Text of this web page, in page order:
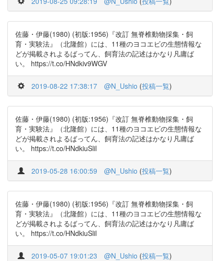
佐藤・伊藤(1980) (初版:1956)『改訂 無脊椎動物採集・飼
育・実験法』（北隆館）には、11種のヨコエビの生態情報な
どが掲載されよるばってん、飼育法の記述はかなり凡庸ば
い。 https://t.co/HNdkiv9WGV
2019-08-22 17:38:17 @N_Ushio (投稿一覧)
佐藤・伊藤(1980) (初版:1956)『改訂 無脊椎動物採集・飼
育・実験法』（北隆館）には、11種のヨコエビの生態情報な
どが掲載されよるばってん、飼育法の記述はかなり凡庸ば
い。 https://t.co/HNdkiuSlil
2019-05-28 16:00:59 @N_Ushio (投稿一覧)
佐藤・伊藤(1980) (初版:1956)『改訂 無脊椎動物採集・飼
育・実験法』（北隆館）には、11種のヨコエビの生態情報な
どが掲載されよるばってん、飼育法の記述はかなり凡庸ば
い。 https://t.co/HNdkiuSlil
2019-05-07 19:01:23 @N_Ushio (投稿一覧)